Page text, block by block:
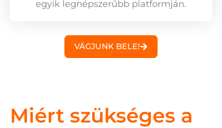
egyik legnépszerűbb platformján.
VÁGJUNK BELE!
Miért szükséges a